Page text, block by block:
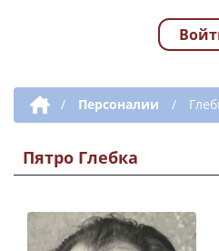
Дополнительная
/ Персоналии /
Пятро Глебка